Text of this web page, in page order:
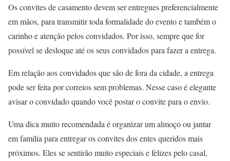
Os convites de casamento devem ser entregues preferencialmente
em mãos, para transmitir toda formalidade do evento e também o
carinho e atenção pelos convidados. Por isso, sempre que for
possível se desloque até os seus convidados para fazer a entrega.
Em relação aos convidados que são de fora da cidade, a entrega
pode ser feita por correios sem problemas. Nesse caso é elegante
avisar o convidado quando você postar o convite para o envio.
Uma dica muito recomendada é organizar um almoço ou jantar
em família para entregar os convites dos entes queridos mais
próximos. Eles se sentirão muito especiais e felizes pelo casal,